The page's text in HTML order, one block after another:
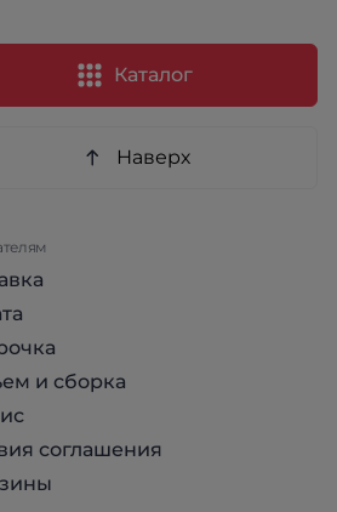
Каталог
Наверх
и сборка
соглашения